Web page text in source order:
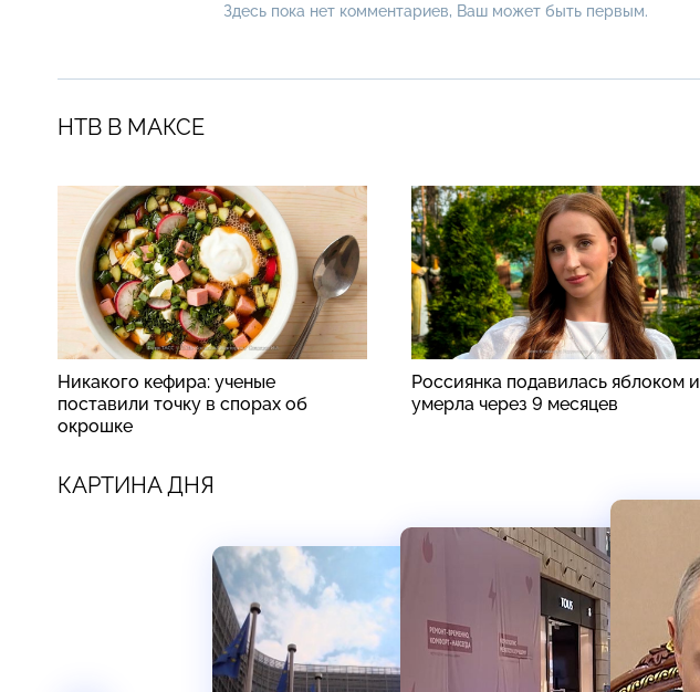
Здесь пока нет комментариев, Ваш может быть первым.
НТВ В МАКСЕ
Никакого кефира: ученые
поставили точку в спорах об
окрошке
Россиянка подавилась яблоком и
умерла через 9 месяцев
КАРТИНА ДНЯ